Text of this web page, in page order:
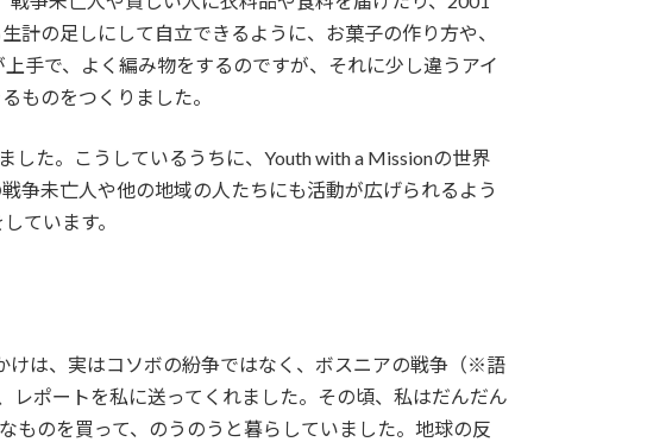
の足しにして自立できるように、お菓子の作り方や、
手で、よく編み物をするのですが、それに少し違うアイ
ものをつくりました。
た。こうしているうちに、Youth with a Missionの世界
争未亡人や他の地域の人たちにも活動が広げられるよう
ています。
けは、実はコソボの紛争ではなく、ボスニアの戦争（※語
ポートを私に送ってくれました。その頃、私はだんだん
ものを買って、のうのうと暮らしていました。地球の反